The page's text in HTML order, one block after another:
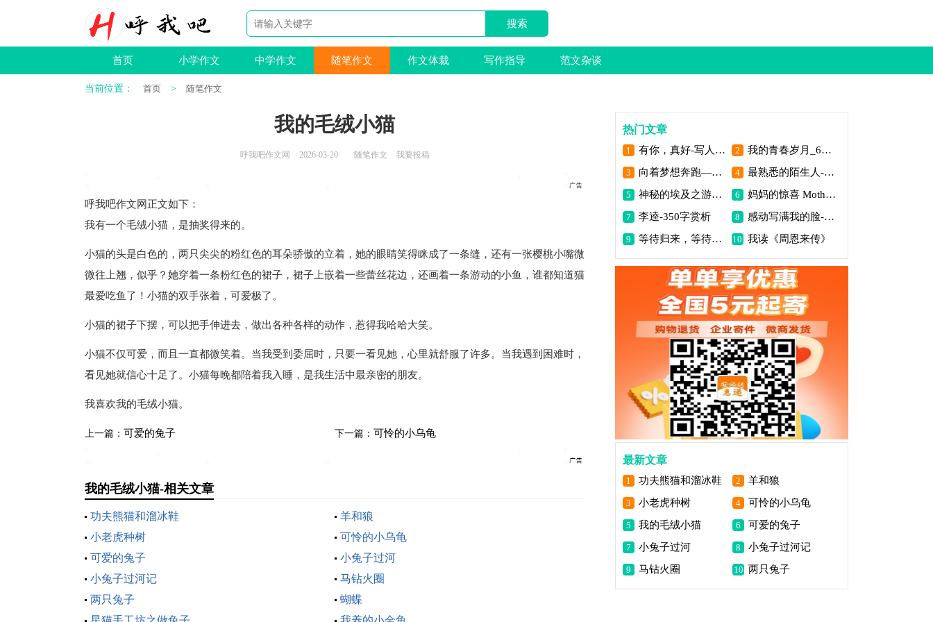
首页 小学作文 中学作文 随笔作文 作文体裁 写作指导 范文杂谈
当前位置： 首页 > 随笔作文
我的毛绒小猫
呼我吧作文网 2026-03-20 随笔作文 我要投稿
呼我吧作文网 正文如下 ：
我有一个毛绒小猫，是抽奖得来的。
小猫的头是白色的，两只尖尖的粉红色的耳朵骄傲的立着，她的眼睛笑得眯成了一条缝，还有一张樱桃小嘴微
微往上翘，似乎？她穿着一条粉红色的裙子，裙子上嵌着一些蕾丝花边，还画着一条游动的小鱼，谁都知道猫
最爱吃鱼了！小猫的双手张着，可爱极了。
小猫的裙子下摆，可以把手伸进去，做出各种各样的动作，惹得我哈哈大笑。
小猫不仅可爱，而且一直都微笑着。当我受到委屈时，只要一看见她，心里就舒服了许多。当我遇到困难时，
看见她就信心十足了。小猫每晚都陪着我入睡，是我生活中最亲密的朋友。
我喜欢我的毛绒小猫。
上一篇： 可爱的兔子 下一篇： 可怜的小乌龟
我的毛绒小猫-相关文章
功夫熊猫和溜冰鞋
羊和狼
小老虎种树
可怜的小乌龟
可爱的兔子
小兔子过河
小兔子过河记
马钻火圈
两只兔子
蝴蝶
热门文章
1 有你，真好-写人的作文500字 2 我的青春岁月_600字
3 向着梦想奔跑——读《我的跑道》有感(600字) 4 最熟悉的陌生人-写人作文600字
5 神秘的埃及之游800字作文 6 妈妈的惊喜 Mother is Surprise
7 李逵-350字赏析 8 感动写满我的脸-写事作文500字
9 等待归来，等待你_1200字 10 我读《周恩来传》
最新文章
1 功夫熊猫和溜冰鞋 2 羊和狼
3 小老虎种树 4 可怜的小乌龟
5 我的毛绒小猫 6 可爱的兔子
7 小兔子过河 8 小兔子过河记
9 马钻火圈 10 两只兔子